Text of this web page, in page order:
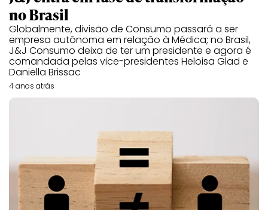
no Brasil
Globalmente, divisão de Consumo passará a ser
empresa autônoma em relação à Médica; no Brasil,
J&J Consumo deixa de ter um presidente e agora é
comandada pelas vice-presidentes Heloisa Glad e
Daniella Brissac
4 anos atrás